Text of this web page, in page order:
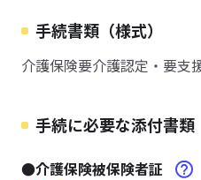
手続書類（様式）
介護保険要介護認定・要支
手続に必要な添付書類
●介護保険被保険者証